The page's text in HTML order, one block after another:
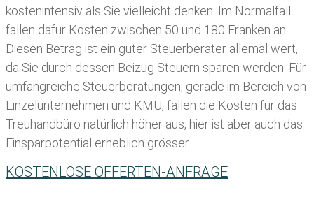
kostenintensiv als Sie vielleicht denken. Im Normalfall
fallen dafür Kosten zwischen 50 und 180 Franken an.
Diesen Betrag ist ein guter Steuerberater allemal wert,
da Sie durch dessen Beizug Steuern sparen werden. Für
umfangreiche Steuerberatungen, gerade im Bereich von
Einzelunternehmen und KMU, fallen die Kosten für das
Treuhandbüro natürlich höher aus, hier ist aber auch das
Einsparpotential erheblich grösser.
KOSTENLOSE OFFERTEN-ANFRAGE